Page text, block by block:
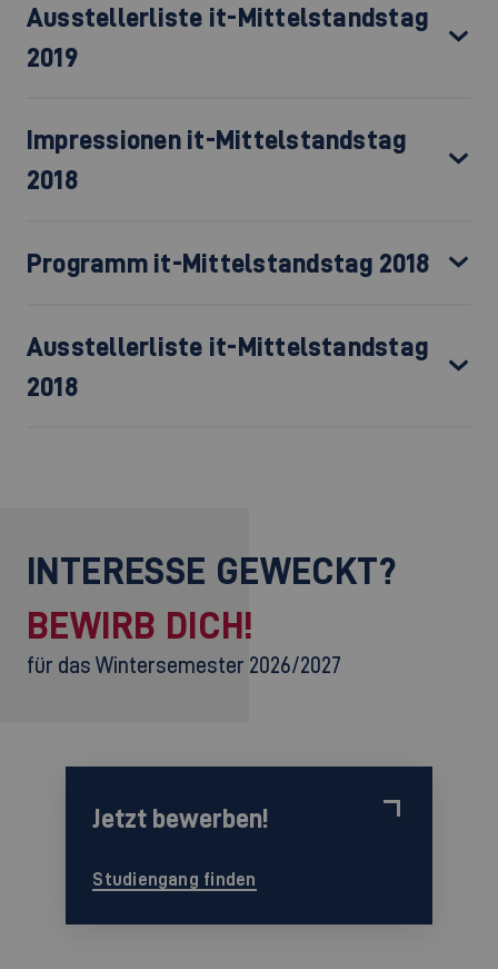
Ausstellerliste it-Mittelstandstag
2019
Impressionen it-Mittelstandstag
2018
Programm it-Mittelstandstag 2018
Ausstellerliste it-Mittelstandstag
2018
INTERESSE GEWECKT?
BEWIRB DICH!
für das Wintersemester 2026/2027
Jetzt bewerben!
Studiengang finden